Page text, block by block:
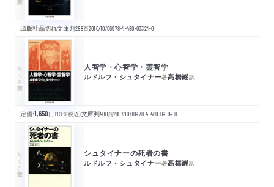
出版社品切れ文庫判288頁2010/10/06978-4-480-09324-0
ちくま学芸文庫 人智学・心智学・霊智学
ルドルフ・シュタイナー著高橋巖訳
定価:1,650円 （10％税込）文庫判400頁2007/10/10978-4-480-09104-8
ちくま学芸文庫 シュタイナーの死者の書
ルドルフ・シュタイナー著高橋巖訳